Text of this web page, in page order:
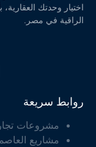
اختيار وحدتك
الراقية في مصر.
روابط سريعة
مشروعات
مشاريع